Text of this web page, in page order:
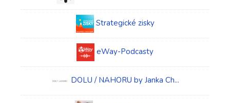
Strategické zisky
eWay-Podcasty
DOLU / NAHORU by Janka Ch...